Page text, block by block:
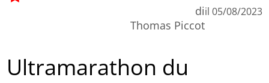
di
Thomas Piccot
il 05/08/2023
Ultramarathon du